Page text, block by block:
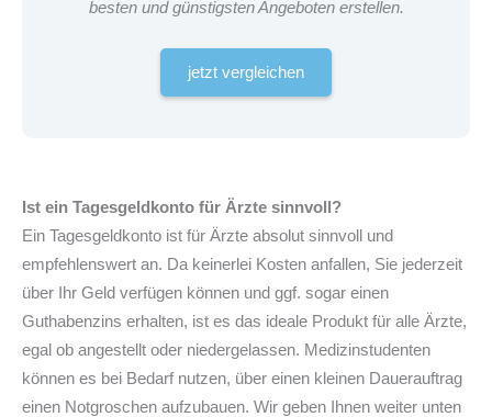
besten und günstigsten Angeboten erstellen.
jetzt vergleichen
Ist ein Tagesgeldkonto für Ärzte sinnvoll?
Ein Tagesgeldkonto ist für Ärzte absolut sinnvoll und
empfehlenswert an. Da keinerlei Kosten anfallen, Sie jederzeit
über Ihr Geld verfügen können und ggf. sogar einen
Guthabenzins erhalten, ist es das ideale Produkt für alle Ärzte,
egal ob angestellt oder niedergelassen. Medizinstudenten
können es bei Bedarf nutzen, über einen kleinen Dauerauftrag
einen Notgroschen aufzubauen. Wir geben Ihnen weiter unten